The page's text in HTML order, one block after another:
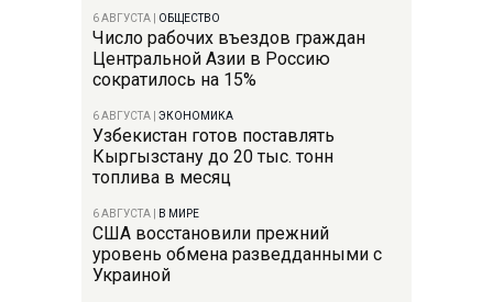
6 АВГУСТА ОБЩЕСТВО
Число рабочих въездов граждан
Центральной Азии в Россию
сократилось на 15%
6 АВГУСТА ЭКОНОМИКА
Узбекистан готов поставлять
Кыргызстану до 20 тыс. тонн
топлива в месяц
6 АВГУСТА В МИРЕ
США восстановили прежний
уровень обмена разведданными с
Украиной